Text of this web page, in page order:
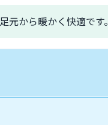
から暖かく快適です。